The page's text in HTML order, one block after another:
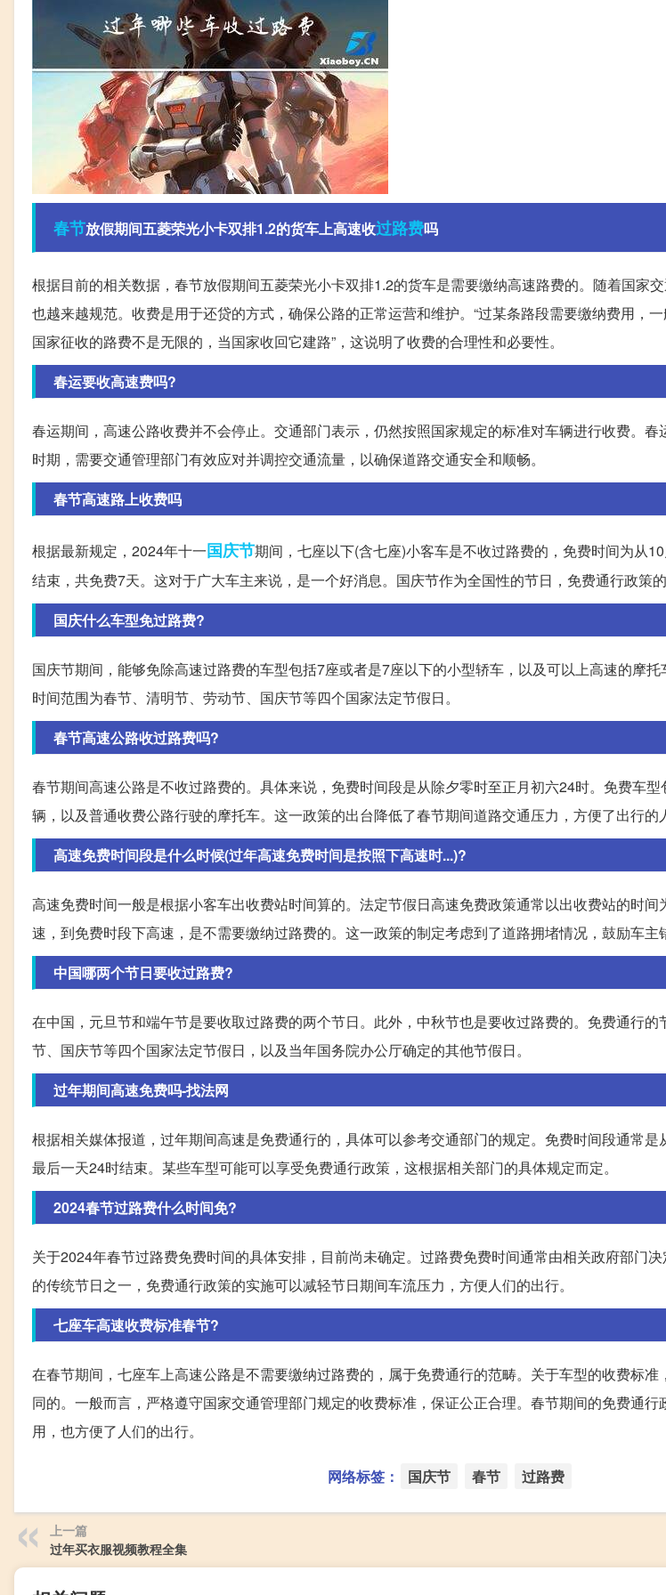
春节放假期间五菱荣光小卡双排1.2的货车上高速收过路费吗
根据目前的相关数据，春节放假期间五菱荣光小卡双排1.2的货车是需要缴纳高速路费的。随着国家
也越来越规范。收费是用于还贷的方式，确保公路的正常运营和维护。“过某条路段需要缴纳费用，
国家征收的路费不是无限的，当国家收回它建路”，这说明了收费的合理性和必要性。
春运要收高速费吗?
春运期间，高速公路收费并不会停止。交通部门表示，仍然按照国家规定的标准对车辆进行收费。
时期，需要交通管理部门有效应对并调控交通流量，以确保道路交通安全和顺畅。
春节高速路上收费吗
根据最新规定，2024年十一国庆节期间，七座以下(含七座)小客车是不收过路费的，免费时间为从
结束，共免费7天。这对于广大车主来说，是一个好消息。国庆节作为全国性的节日，免费通行政策
国庆什么车型免过路费?
国庆节期间，能够免除高速过路费的车型包括7座或者是7座以下的小型轿车，以及可以上高速的摩
时间范围为春节、清明节、劳动节、国庆节等四个国家法定节假日。
春节高速公路收过路费吗?
春节期间高速公路是不收过路费的。具体来说，免费时间段是从除夕零时至正月初六24时。免费车
辆，以及普通收费公路行驶的摩托车。这一政策的出台降低了春节期间道路交通压力，方便了出行的
高速免费时间段是什么时候(过年高速免费时间是按照下高速时...)?
高速免费时间一般是根据小客车出收费站时间算的。法定节假日高速免费政策通常以出收费站的时
速，到免费时段下高速，是不需要缴纳过路费的。这一政策的制定考虑到了道路拥堵情况，鼓励车主
中国哪两个节日要收过路费?
在中国，元旦节和端午节是要收取过路费的两个节日。此外，中秋节也是要收过路费的。免费通行
节、国庆节等四个国家法定节假日，以及当年国务院办公厅确定的其他节假日。
过年期间高速免费吗-找法网
根据相关媒体报道，过年期间高速是免费通行的，具体可以参考交通部门的规定。免费时间段通常
最后一天24时结束。某些车型可能可以享受免费通行政策，这根据相关部门的具体规定而定。
2024春节过路费什么时间免?
关于2024年春节过路费免费时间的具体安排，目前尚未确定。过路费免费时间通常由相关政府部门
的传统节日之一，免费通行政策的实施可以减轻节日期间车流压力，方便人们的出行。
七座车高速收费标准春节?
在春节期间，七座车上高速公路是不需要缴纳过路费的，属于免费通行的范畴。关于车型的收费标
同的。一般而言，严格遵守国家交通管理部门规定的收费标准，保证公正合理。春节期间的免费通
用，也方便了人们的出行。
网络标签： 国庆节 春节 过路费
上一篇
过年买衣服视频教程全集